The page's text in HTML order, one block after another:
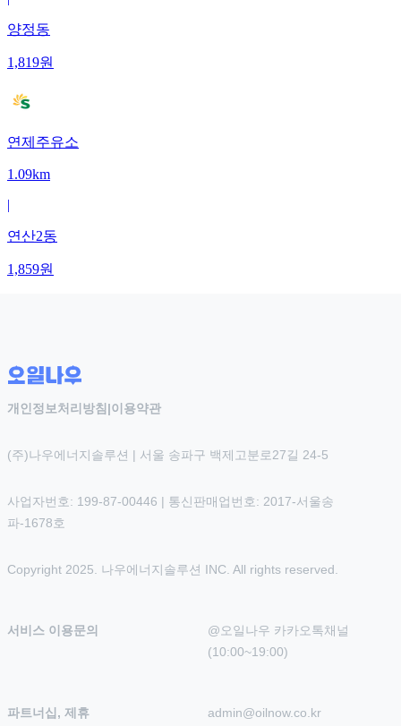
양정동
1,819원
연제주유소
1.09km
|
연산2동
1,859원
개인정보처리방침 |이용약관
(주)나우에너지솔루션 | 서울 송파구 백제고분로27길 24-5
사업자번호: 199-87-00446 | 통신판매업번호: 2017-서울송
파-1678호
Copyright 2025. 나우에너지솔루션 INC. All rights reserved.
서비스 이용문의
@오일나우 카카오톡채널
(10:00~19:00)
파트너십, 제휴 admin@oilnow.co.kr